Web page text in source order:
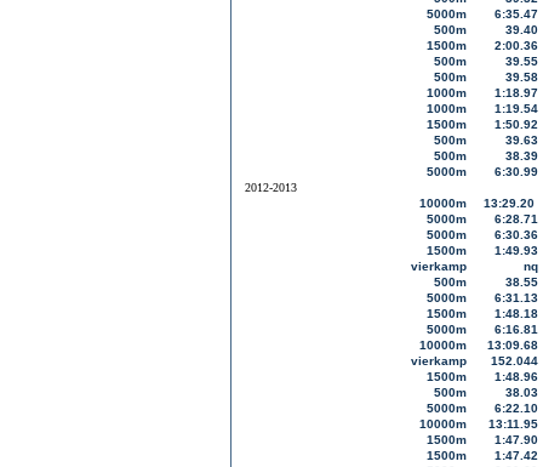
5000m
6:35.47
500m
39.40
1500m
2:00.36
500m
39.55
500m
39.58
1000m
1:18.97
1000m
1:19.54
1500m
1:50.92
500m
39.63
500m
38.39
5000m
6:30.99
2012-2013
10000m
13:29.20
5000m
6:28.71
5000m
6:30.36
1500m
1:49.93
vierkamp
nq
500m
38.55
5000m
6:31.13
1500m
1:48.18
5000m
6:16.81
10000m
13:09.68
vierkamp
152.044
1500m
1:48.96
500m
38.03
5000m
6:22.10
10000m
13:11.95
1500m
1:47.90
1500m
1:47.42